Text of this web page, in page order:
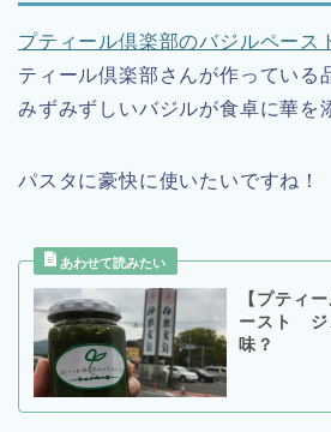
プティール倶楽部のバジルペース
ティール倶楽部さんが作っている
みずみずしいバジルが食卓に華を
パスタに豪快に使いたいですね！
【プティ
ースト ジ
味？